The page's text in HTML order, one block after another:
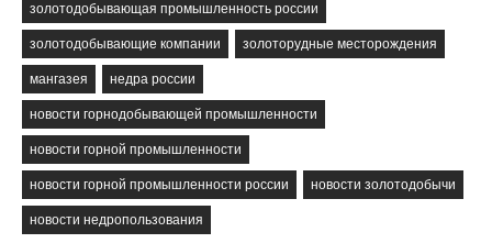
золотодобывающая промышленность россии
золотодобывающие компании золоторудные месторождения
мангазея недра россии
новости горнодобывающей промышленности
новости горной промышленности
новости горной промышленности россии новости золотодобычи
новости недропользования